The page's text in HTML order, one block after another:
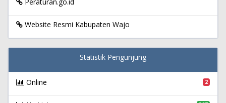
Website Resmi Kabupaten Wajo
Statistik Pengunjung
Online 2